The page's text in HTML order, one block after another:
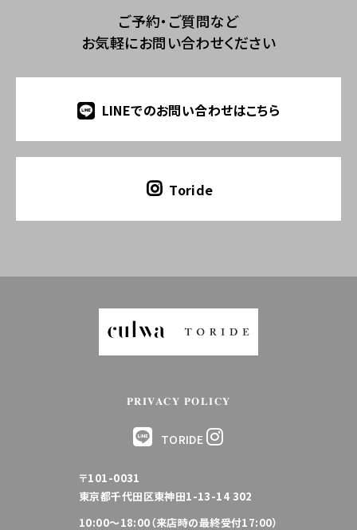
ご予約・ご質問など
お気軽にお問い合わせください
LINEでのお問い合わせはこちら
Toride
〒101-0031
東京都千代田区東神田1-13-14 302
10:00～18:00（来店時の最終受付17:00）
PRIVACY POLICY
TORIDE